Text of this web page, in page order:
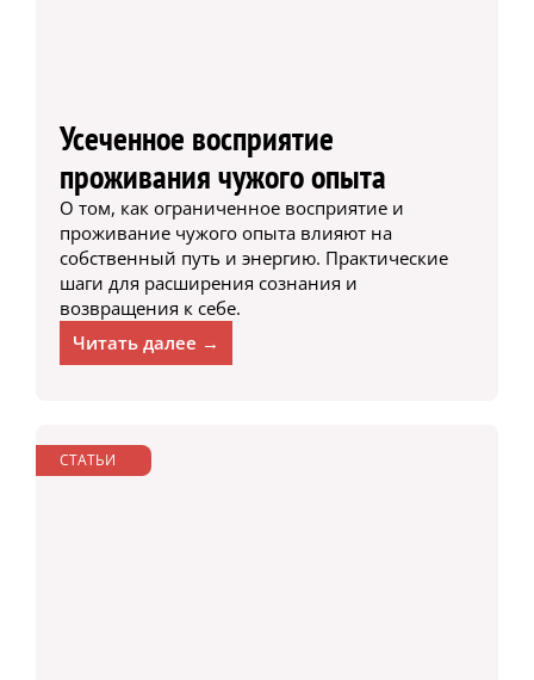
Усеченное восприятие
проживания чужого опыта
О том, как ограниченное восприятие и
проживание чужого опыта влияют на
собственный путь и энергию. Практические
шаги для расширения сознания и
возвращения к себе.
Читать далее →
СТАТЬИ